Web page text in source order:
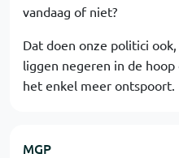
vandaag of niet?
Dat doen onze politici
liggen negeren in de
het enkel meer ontspoort.
MGP